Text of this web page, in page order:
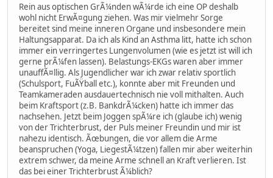
Rein aus optischen GrÃ¼nden wÃ¼rde ich eine OP deshalb
wohl nicht ErwÃ¤gung ziehen. Was mir vielmehr Sorge
bereitet sind meine inneren Organe und insbesondere mein
Haltungsapparat. Da ich als Kind an Asthma litt, hatte ich schon
immer ein verringertes Lungenvolumen (wie es jetzt ist will ich
gerne prÃ¼fen lassen). Belastungs-EKGs waren aber immer
unauffÃ¤llig. Als Jugendlicher war ich zwar relativ sportlich
(Schulsport, FuÃŸball etc.), konnte aber mit Freunden und
Teamkameraden ausdauertechnisch nie voll mithalten. Auch
beim Kraftsport (z.B. BankdrÃ¼cken) hatte ich immer das
nachsehen. Jetzt beim Joggen spÃ¼re ich (glaube ich) wenig
von der Trichterbrust, der Puls meiner Freundin und mir ist
nahezu identisch. Ãœbungen, die vor allem die Arme
beanspruchen (Yoga, LiegestÃ¼tzen) fallen mir aber weiterhin
extrem schwer, da meine Arme schnell an Kraft verlieren. Ist
das bei einer Trichterbrust Ã¼blich?